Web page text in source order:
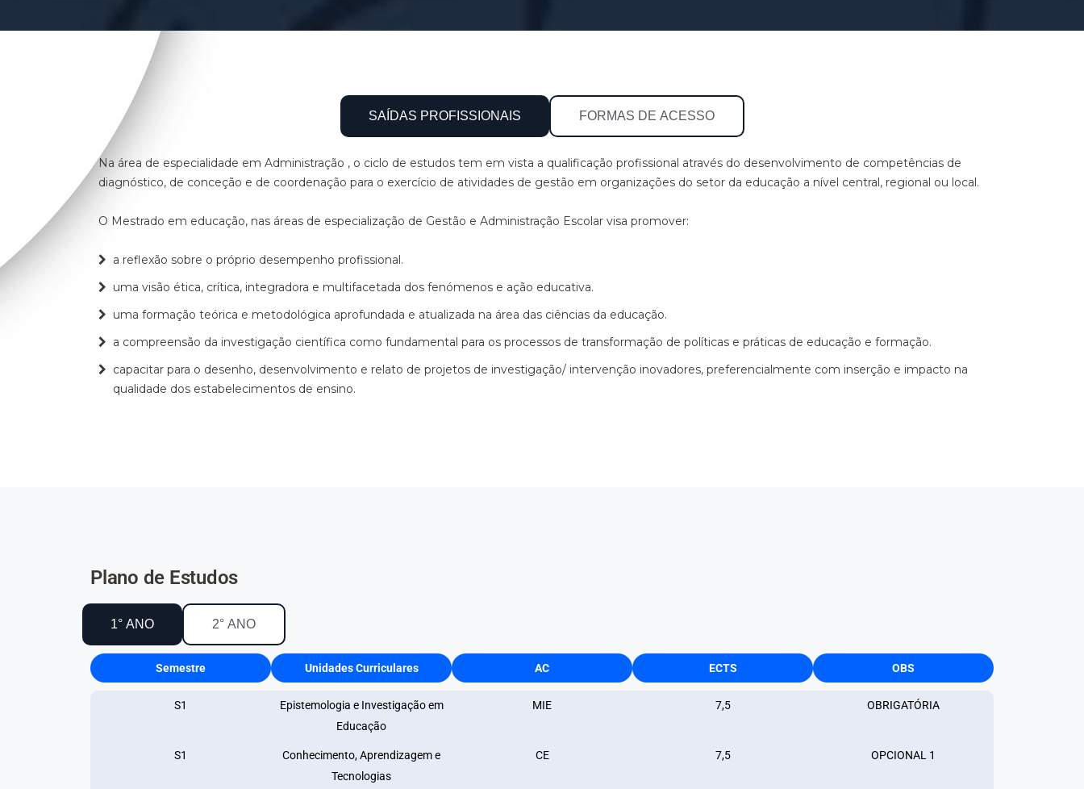
SAÍDAS PROFISSIONAIS FORMAS DE ACESSO
Na área de especialidade em Administração , o ciclo de estudos tem em vista a qualificação profissional através do desenvolvimento de competências de
diagnóstico, de conceção e de coordenação para o exercício de atividades de gestão em organizações do setor da educação a nível central, regional ou local.
O Mestrado em educação, nas áreas de especialização de Gestão e Administração Escolar visa promover:
a reflexão sobre o próprio desempenho profissional.
uma visão ética, crítica, integradora e multifacetada dos fenómenos e ação educativa.
uma formação teórica e metodológica aprofundada e atualizada na área das ciências da educação.
a compreensão da investigação científica como fundamental para os processos de transformação de políticas e práticas de educação e formação.
capacitar para o desenho, desenvolvimento e relato de projetos de investigação/ intervenção inovadores, preferencialmente com inserção e impacto na
qualidade dos estabelecimentos de ensino.
Plano de Estudos
1° ANO 2° ANO
Semestre Unidades Curriculares AC ECTS OBS
S1
Epistemologia e Investigação em
Educação
MIE 7,5 OBRIGATÓRIA
S1
Conhecimento, Aprendizagem e
Tecnologias
CE 7,5 OPCIONAL 1